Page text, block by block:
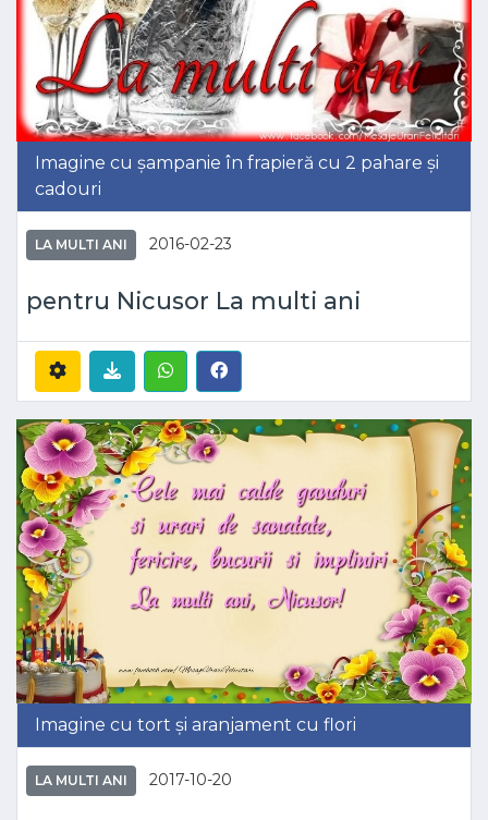
Imagine cu șampanie în frapieră cu 2 pahare și
cadouri
LA MULTI ANI 2016-02-23
pentru Nicusor La multi ani
Imagine cu tort și aranjament cu flori
LA MULTI ANI 2017-10-20